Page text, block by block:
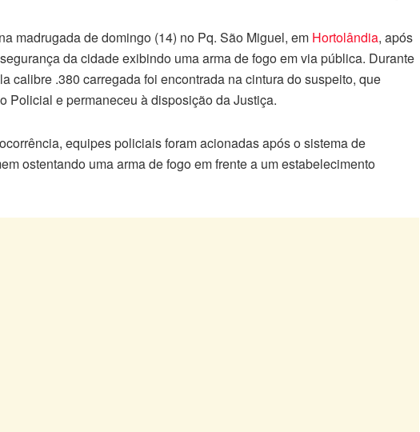
madrugada de domingo (14) no Pq. São Miguel, em Hortolândia, após
da cidade exibindo uma arma de fogo em via pública. Durante
calibre .380 carregada foi encontrada na cintura do suspeito, que
Policial e permaneceu à disposição da Justiça.
equipes policiais foram acionadas após o sistema de
ostentando uma arma de fogo em frente a um estabelecimento